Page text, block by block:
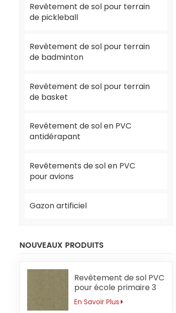
Revêtement de sol pour terrain
de pickleball
Revêtement de sol pour terrain
de badminton
Revêtement de sol pour terrain
de basket
Revêtement de sol en PVC
antidérapant
Revêtements de sol en PVC
pour avions
Gazon artificiel
NOUVEAUX PRODUITS
Revêtement de sol PVC
pour école primaire 3
mm sans
formaldéhyde
En Savoir Plus